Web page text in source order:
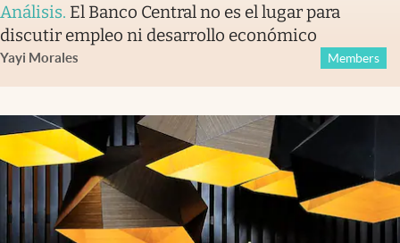
Análisis. El Banco Central no es el lugar para
discutir empleo ni desarrollo económico
Yayi Morales Members